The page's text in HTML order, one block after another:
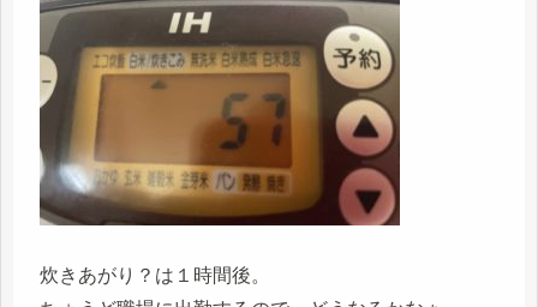
炊きあがり？は１時間後。